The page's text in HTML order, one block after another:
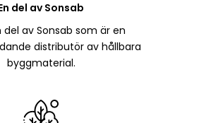
del av Sonsab
del av Sonsab som är en
distributör av hållbara
byggmaterial.